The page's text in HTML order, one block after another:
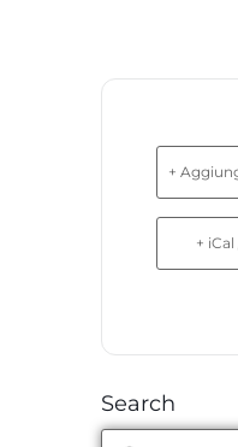
+
+
Search